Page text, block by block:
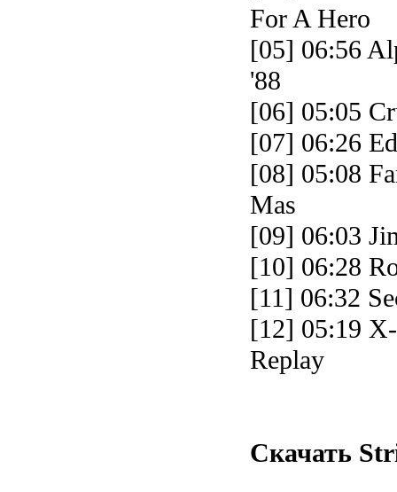
For A Hero
[05] 06:56
'88
[06] 05:05
[07] 06:26
[08] 05:08
Mas
[09] 06:03
[10] 06:28
[11] 06:32
[12] 05:19
Replay
Cкачать